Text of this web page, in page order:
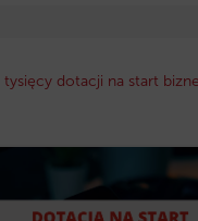
tysięcy dotacji na start